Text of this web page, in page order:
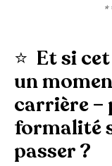
⭐ Et si
un
carrière –
formalité
passer ?